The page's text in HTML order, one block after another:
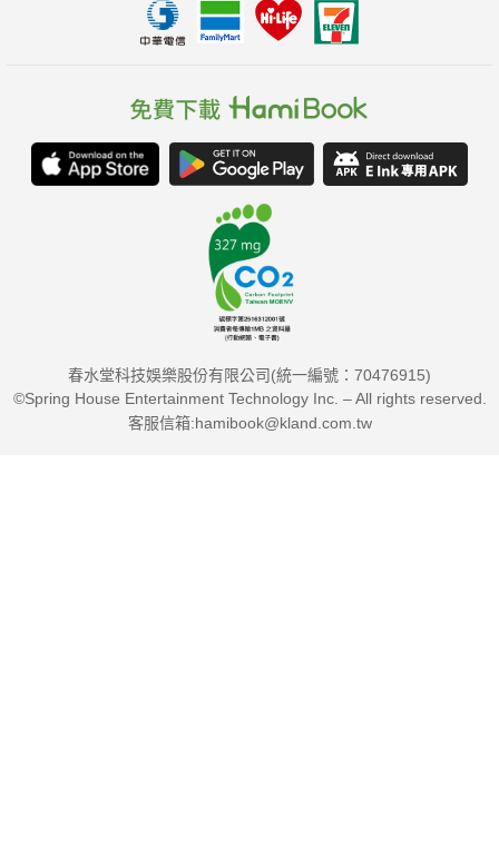
1. 時間管理領域中，內外功兼具的最佳工具書
與認知科學的研究支持驗證，卻轉化為簡單而實際的方法、鉅細
2. 內容具「模組式架構」，讀者可視需求彈性運用
作者針對「搞定」系統的每個環節、步驟，均提供諸多可獨立使
更能發揮加乘效果。
例如光是「2分鐘定律」（指可在2分鐘內完成的事，就在收到時
春水堂科技娛樂股份有限公司(統一編號：70476915)
©Spring House Entertainment Technology Inc. – All rights reserved.
客服信箱:hamibook@kland.com.tw